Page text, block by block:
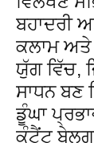
ਬਹਾਦਰੀ
ਕਲਾਮ ਅਤੇ
ਯੁੱਗ ਵਿੱਚ,
ਸਾਧਨ ਬਣ
ਡੂੰਘਾ
ਕੰਟੈਂਟ